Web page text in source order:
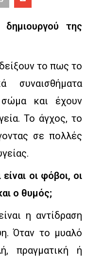
της
το πως το
συναισθήματα
σώμα και έχουν
Το άγχος, το
σε πολλές
οι φόβοι, οι
ο θυμός;
η αντίδραση
Όταν το μυαλό
πραγματική ή